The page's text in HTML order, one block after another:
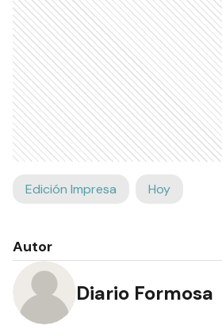
Edición Impresa Hoy
Autor
Diario Formosa